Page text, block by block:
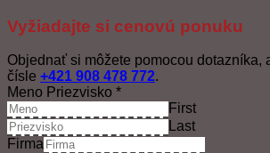
Vyžiadajte si cenovú ponuku
Objednať si môžete pomocou dotazníka,
čísle +421 908 478 772.
Meno Priezvisko *
First
Last
Firma